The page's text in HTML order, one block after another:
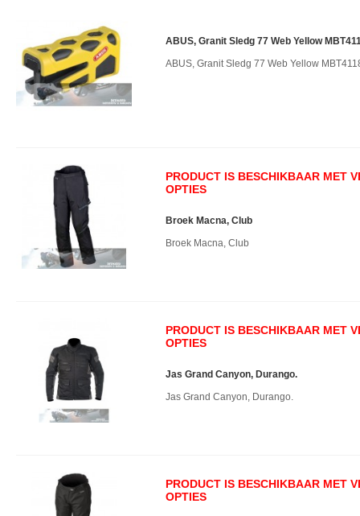
ABUS, Granit Sledg 77 Web Yellow
ABUS, Granit Sledg 77 Web Yellow
PRODUCT IS BESCHIKBAAR MET
OPTIES
Broek Macna, Club
Broek Macna, Club
PRODUCT IS BESCHIKBAAR MET
OPTIES
Jas Grand Canyon, Durango.
Jas Grand Canyon, Durango.
PRODUCT IS BESCHIKBAAR MET
OPTIES